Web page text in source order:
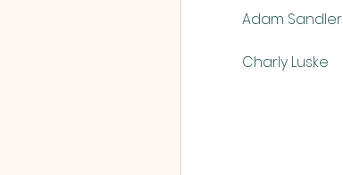
            Adam Sandler
            Charly Luske